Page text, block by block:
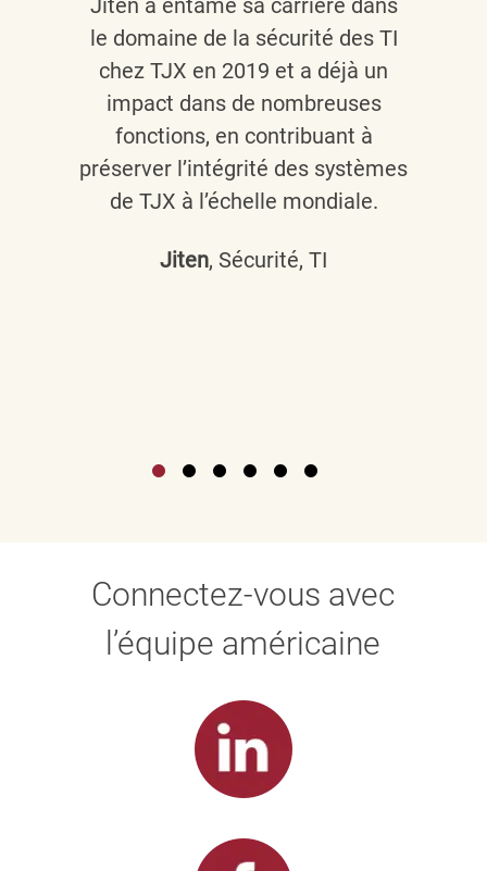
le domaine de la sécurité des TI
chez TJX en 2019 et a déjà un
impact dans de nombreuses
fonctions, en contribuant à
préserver l’intégrité des systèmes
de TJX à l’échelle mondiale.
Jiten, Sécurité, TI
Connectez-vous avec
l’équipe américaine